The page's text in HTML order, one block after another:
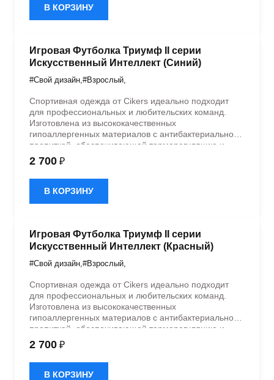
В КОРЗИНУ
Игровая Футболка Триумф II серии
Искусственный Интеллект (Синий)
#Свой дизайн #Взрослый
Спортивная одежда от Cikers идеально подходит
для профессиональных и любительских команд.
Изготовлена из высококачественных
гипоаллергенных материалов с антибактериальной
пропиткой, обеспечивающей терморегуляцию и
быстрое влагоотведение. Одежда обладает
эластичностью в 5 направлениях и стильным
дизайном.
2 700 ₽
В КОРЗИНУ
Игровая Футболка Триумф II серии
Искусственный Интеллект (Красный)
#Свой дизайн #Взрослый
Спортивная одежда от Cikers идеально подходит
для профессиональных и любительских команд.
Изготовлена из высококачественных
гипоаллергенных материалов с антибактериальной
пропиткой, обеспечивающей терморегуляцию и
быстрое влагоотведение. Одежда обладает
эластичностью в 5 направлениях и стильным
дизайном.
2 700 ₽
В КОРЗИНУ